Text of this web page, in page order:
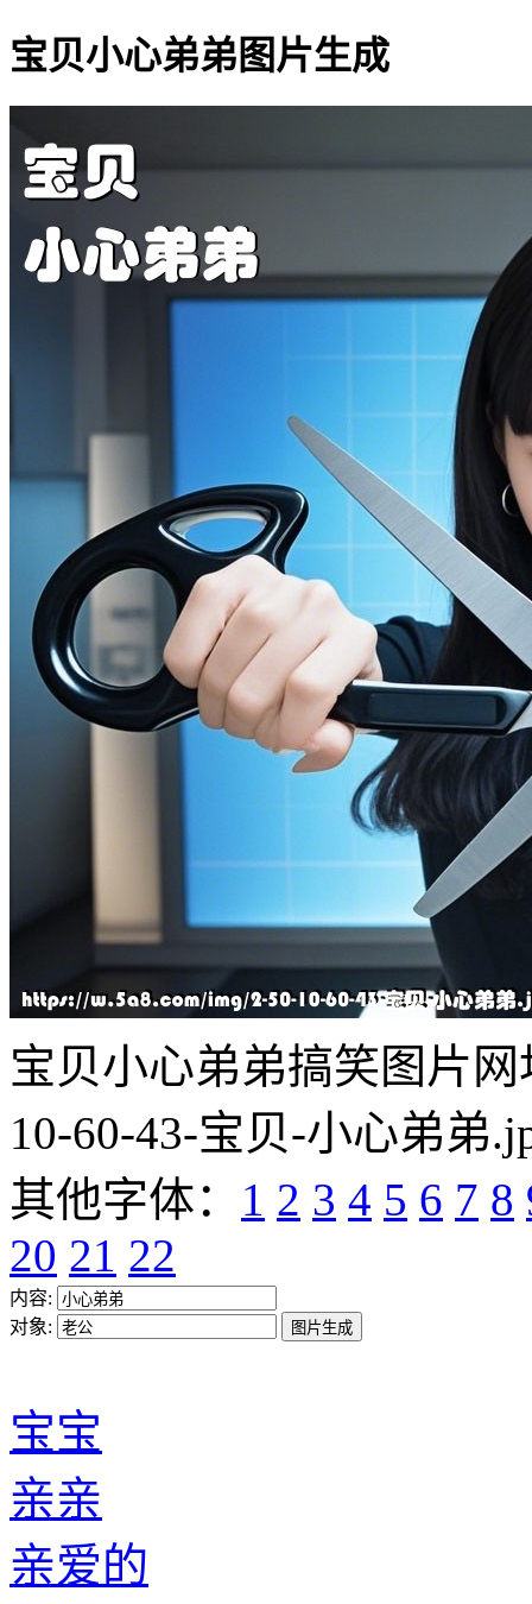
宝贝小心弟弟图片生成
宝贝小心弟弟搞笑图片网
10-60-43-宝贝-小心弟弟
其他字体： 1 2 3 4 5 6 7 8
20 21 22
内容:
对象:
宝宝
亲亲
亲爱的